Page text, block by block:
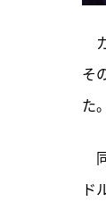
そ
た
ド